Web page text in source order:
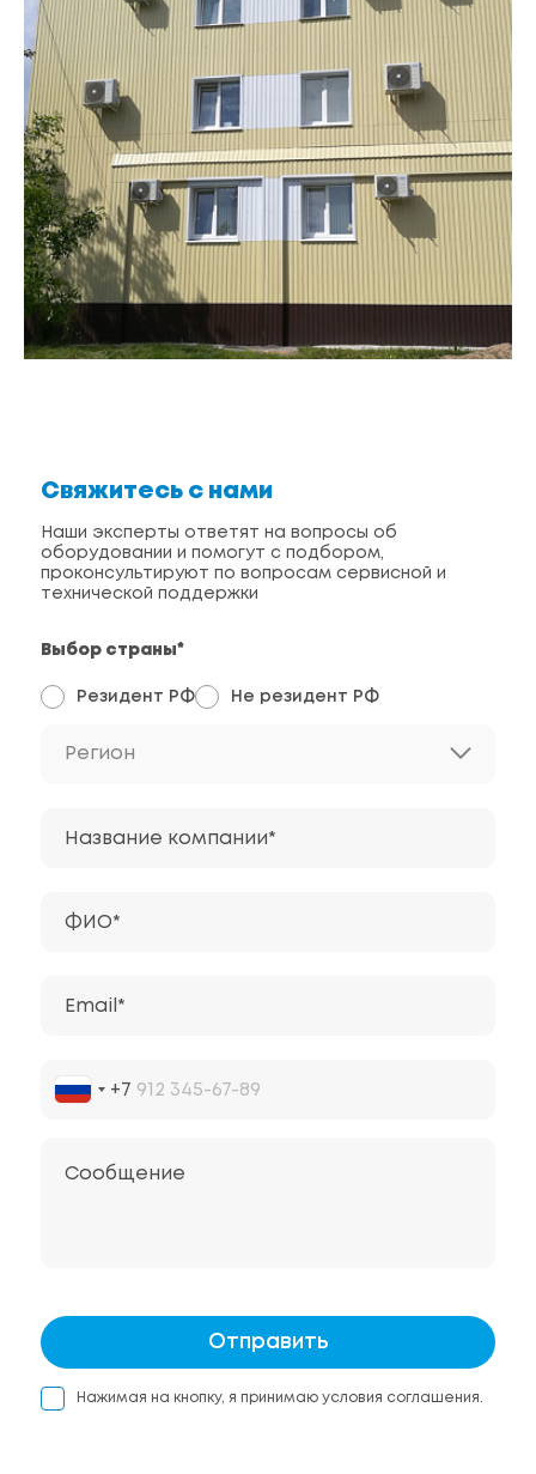
Свяжитесь с нами
Наши эксперты ответят на вопросы об
оборудовании и помогут с подбором,
проконсультируют по вопросам сервисной и
технической поддержки
Выбор страны*
Резидент РФ Не резидент РФ
Регион
Название компании*
ФИО*
Email*
+7
Сообщение
Отправить
Нажимая на кнопку, я принимаю условия соглашения.